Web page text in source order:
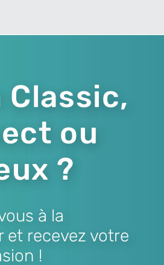
Classic,
ou
?
à la
et recevez votre
!